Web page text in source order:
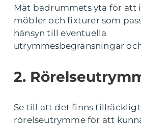
Mät badrummets yta för att
möbler och fixturer som
hänsyn till eventuella
utrymmesbegränsningar
2.
Se till att det finns
rörelseutrymme för att